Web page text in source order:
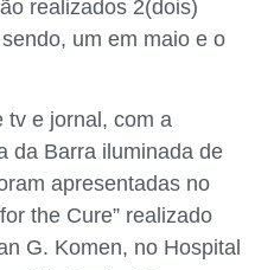
realizados 2(dois)
um em maio e o
tv e jornal, com a
da Barra iluminada de
apresentadas no
the Cure” realizado
G. Komen, no Hospital